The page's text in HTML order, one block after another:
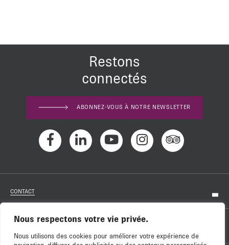
Nous respectons votre vie privée.
Nous utilisons des cookies pour améliorer votre expérience de
Restons
connectés
ABONNEZ-VOUS À NOTRE NEWSLETTER
CONTACT